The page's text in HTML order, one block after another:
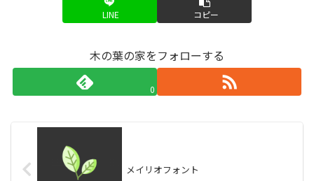
LINE コピー
木の葉の家をフォローする
0
メイリオフォント